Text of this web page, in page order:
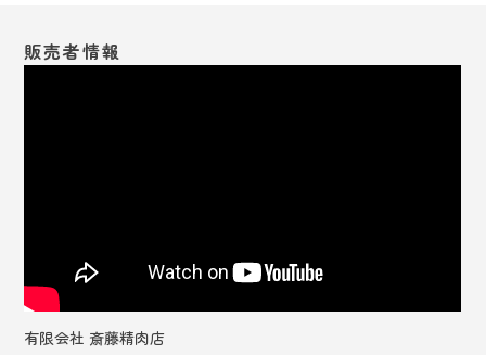
販売者情報
有限会社 斎藤精肉店